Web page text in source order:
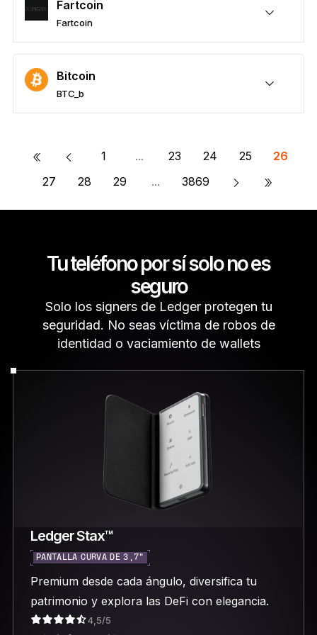
Fartcoin
Fartcoin
Enviar y recibir
Comprar
Permutar
Participar
Compatible con billeteras de terceros
Protege tus Fartcoin
Bitcoin
BTC_b
Enviar y recibir
Comprar
Permutar
Participar
Compatible con billeteras de terceros
Protege tus BTC_b
« 1 ... 23 24 25
26
27
28 29 ... 3869 »
Tu teléfono por sí solo no es
seguro
Solo los signers de Ledger protegen tu
seguridad. No seas víctima de robos de
identidad o vaciamiento de wallets
Ledger Stax™
PANTALLA CURVA DE 3,7"
Premium desde cada ángulo, diversifica tu
patrimonio y explora las DeFi con elegancia.
4,5/5